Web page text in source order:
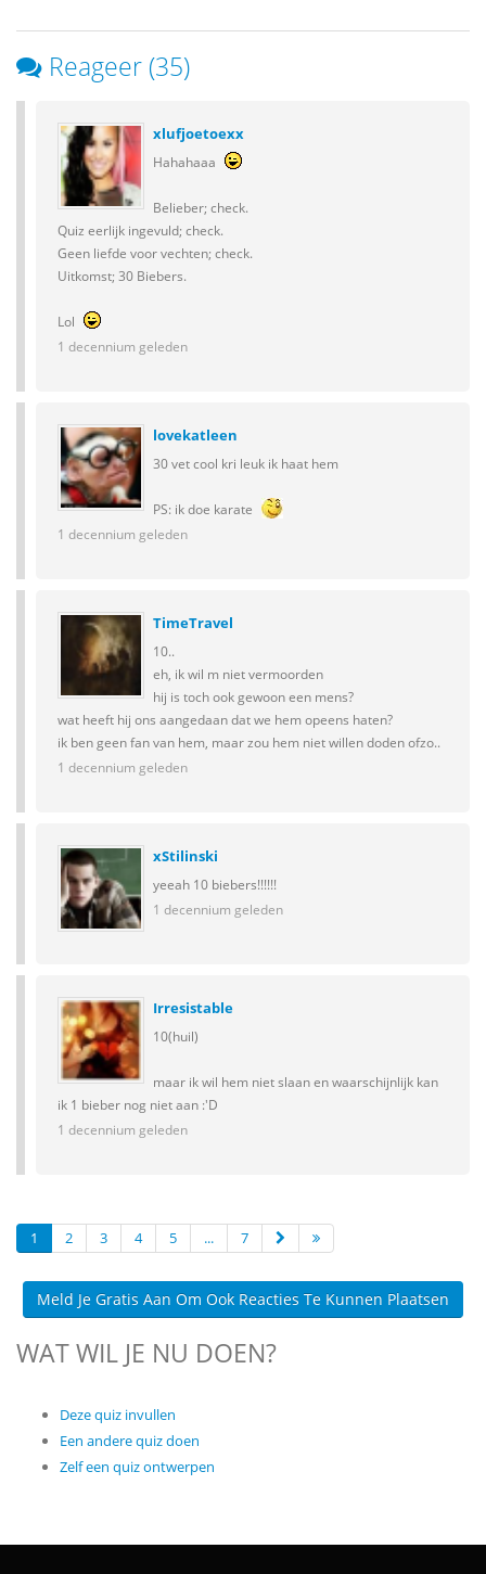
Reageer (35)
xlufjoetoexx
Hahahaaa
Belieber; check.
Quiz eerlijk ingevuld; check.
Geen liefde voor vechten; check.
Uitkomst; 30 Biebers.
Lol
1 decennium geleden
lovekatleen
30 vet cool kri leuk ik haat hem
PS: ik doe karate
1 decennium geleden
TimeTravel
10..
eh, ik wil m niet vermoorden
hij is toch ook gewoon een mens?
wat heeft hij ons aangedaan dat we hem opeens haten?
ik ben geen fan van hem, maar zou hem niet willen doden ofzo..
1 decennium geleden
xStilinski
yeeah 10 biebers!!!!!!
1 decennium geleden
Irresistable
10(huil)
maar ik wil hem niet slaan en waarschijnlijk kan
ik 1 bieber nog niet aan :'D
1 decennium geleden
1 2 3 4 5 ... 7
Meld Je Gratis Aan Om Ook Reacties Te Kunnen Plaatsen
WAT WIL JE NU DOEN?
Deze quiz invullen
Een andere quiz doen
Zelf een quiz ontwerpen